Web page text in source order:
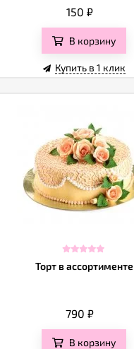
150 ₽
В корзину
Купить в 1 клик
Торт в ассортименте
790 ₽
В корзину